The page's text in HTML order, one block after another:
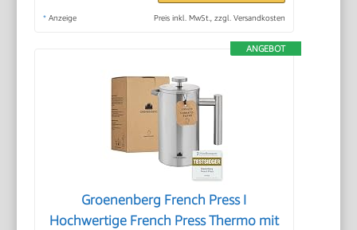
* Anzeige Preis inkl. MwSt., zzgl. Versandkosten
ANGEBOT
Groenenberg French Press I
Hochwertige French Press Thermo mit